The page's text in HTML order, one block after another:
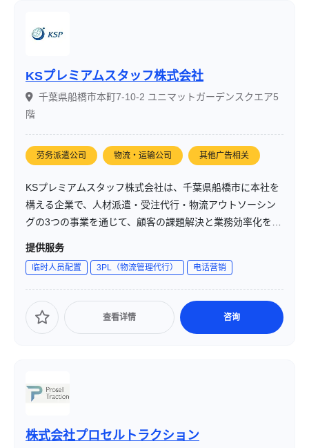
KSプレミアムスタッフ株式会社
千葉県船橋市本町7-10-2 ユニマットガーデンスクエア5
階
劳务派遣公司 物流・运输公司 其他广告相关
KSプレミアムスタッフ株式会社は、千葉県船橋市に本社を
構える企業で、人材派遣・受注代行・物流アウトソーシン
グの3つの事業を通じて、顧客の課題解決と業務効率化を支
援しています。「関わる全ての人に貢献する」を企業理念
提供服务
临时人员配置 3PL（物流管理代行） 电话营销
查看详情 咨询
株式会社プロセルトラクション